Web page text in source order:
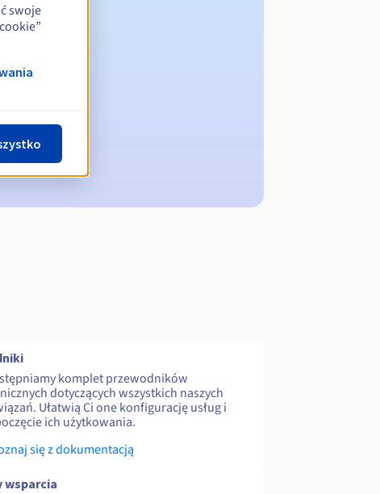
komplet przewodników
dotyczących wszystkich naszych
Ułatwią Ci one konfigurację usług i
ich użytkowania.
się z dokumentacją
wsparcia
swoje